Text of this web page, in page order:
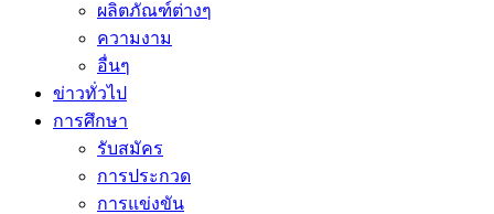
ผลิตภัณฑ์ต่างๆ
ความงาม
อื่นๆ
ข่าวทั่วไป
การศึกษา
รับสมัคร
การประกวด
การแข่งขัน